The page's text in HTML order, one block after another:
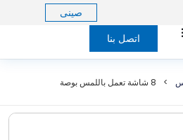
صينى
اتصل بنا
> 8 شاشة تعمل باللمس بوصة